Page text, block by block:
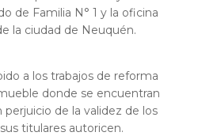
de Familia N° 1 y la oficina
la ciudad de Neuquén.
a los trabajos de reforma
donde se encuentran
de la validez de los
titulares autoricen.